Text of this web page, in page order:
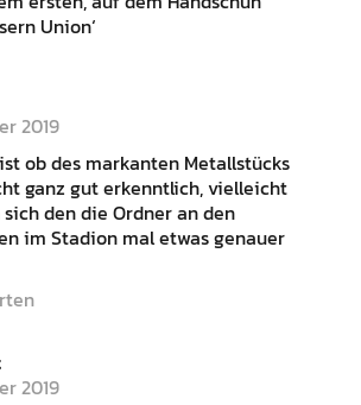
Union‘
2019
ob des markanten Metallstücks
ganz gut erkenntlich, vielleicht
den die Ordner an den
im Stadion mal etwas genauer
2019